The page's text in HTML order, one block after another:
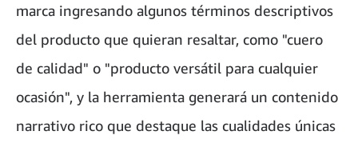
marca ingresando algunos términos descriptivos
del producto que quieran resaltar, como "cuero
de calidad" o "producto versátil para cualquier
ocasión", y la herramienta generará un contenido
narrativo rico que destaque las cualidades únicas